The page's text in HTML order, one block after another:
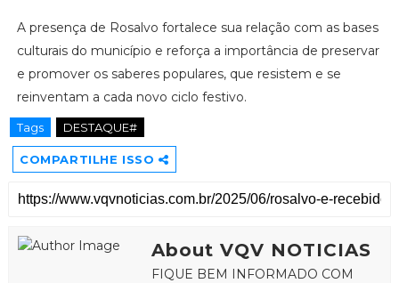
A presença de Rosalvo fortalece sua relação com as bases
culturais do município e reforça a importância de preservar
e promover os saberes populares, que resistem e se
reinventam a cada novo ciclo festivo.
Tags DESTAQUE#
COMPARTILHE ISSO
About VQV NOTICIAS
FIQUE BEM INFORMADO COM